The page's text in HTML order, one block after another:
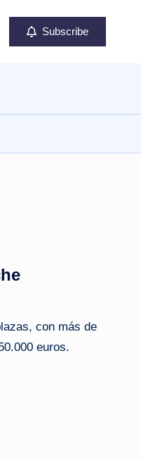
Subscribe
con más de
euros.